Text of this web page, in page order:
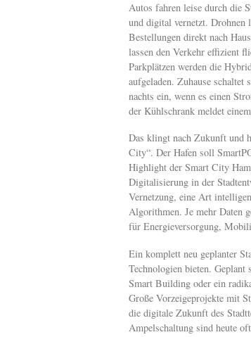
Autos fahren leise durch die
und digital vernetzt. Drohnen
Bestellungen direkt nach
lassen den Verkehr effizient
Parkplätzen werden die
aufgeladen. Zuhause schaltet
nachts ein, wenn es einen
der Kühlschrank meldet
Das klingt nach Zukunft und
City“. Der Hafen soll
Highlight der Smart City
Digitalisierung in der
Vernetzung, eine Art
Algorithmen. Je mehr Daten
für Energieversorgung,
Ein komplett neu geplanter
Technologien bieten.
Smart Building oder ein
Große Vorzeigeprojekte mit
die digitale Zukunft des
Ampelschaltung sind heute